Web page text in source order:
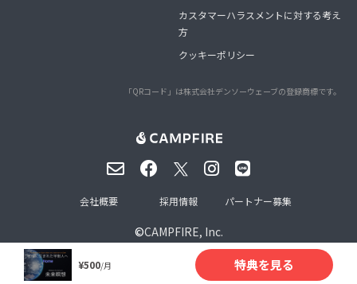
¥500/月 特典を見る
カスタマーハラスメントに対する考え
方
クッキーポリシー
「QRコード」は株式会社デンソーウェーブの登録商標です。
©CAMPFIRE, Inc.
会社概要 採用情報 パートナー募集